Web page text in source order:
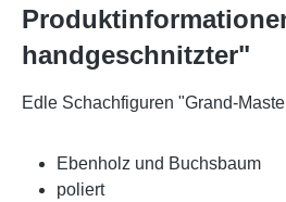
handgeschnitzter"
Edle Schachfiguren "Grand-
Ebenholz und Buchsbaum
poliert